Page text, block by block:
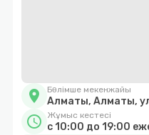
location_on Бөлімше мекенжайы
Алматы, Алматы,
schedule Жұмыс кестесі
с 10:00 до 19:00